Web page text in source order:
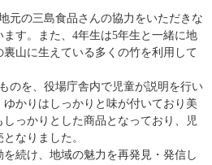
元の三島食品さんの協力をいただきな
す。また、4年生は5年生と一緒に地
山に生えている多くの竹を利用して
のを、役場庁舎内で児童が説明を行い
かりはしっかりと味が付いており美
っかりとした商品となっており、児
なりました。
続け、地域の魅力を再発見・発信し